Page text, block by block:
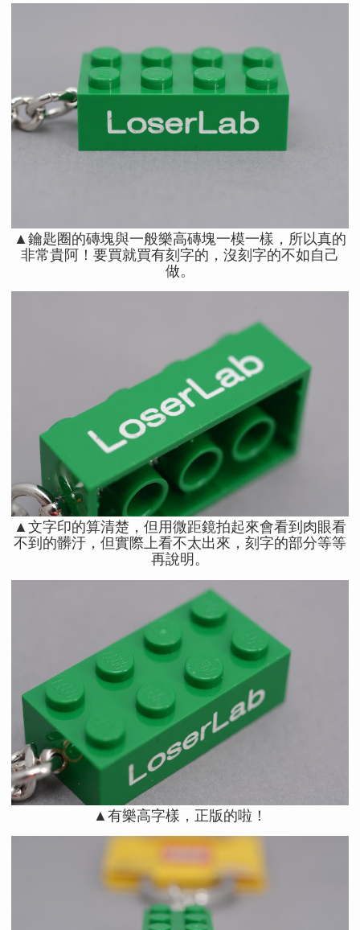
▲鑰匙圈的磚塊與一般樂高磚塊一模一樣，所以真的
非常貴阿！要買就買有刻字的，沒刻字的不如自己
做。
▲文字印的算清楚，但用微距鏡拍起來會看到肉眼看
不到的髒汙，但實際上看不太出來，刻字的部分等等
再說明。
▲有樂高字樣，正版的啦！